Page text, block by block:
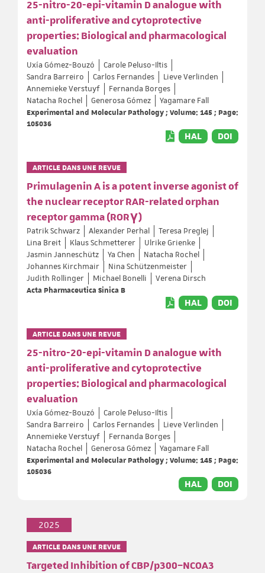
25-nitro-20-epi-vitamin D analogue with
anti-proliferative and cytoprotective
properties: Biological and pharmacological
evaluation
Uxía Gómez-Bouzó
Carole Peluso-Iltis
Sandra Barreiro
Carlos Fernandes
Lieve Verlinden
Annemieke Verstuyf
Fernanda Borges
Natacha Rochel
Generosa Gómez
Yagamare Fall
Experimental and Molecular Pathology ; Volume: 145 ; Page:
105036
HAL DOI
ARTICLE DANS UNE REVUE
Primulagenin A is a potent inverse agonist of
the nuclear receptor RAR-related orphan
receptor gamma (RORγ)
Patrik Schwarz Alexander Perhal
Teresa Preglej
Lina Breit
Klaus Schmetterer
Ulrike Grienke
Jasmin Janneschütz
Ya Chen
Natacha Rochel
Johannes Kirchmair
Nina Schützenmeister
Judith Rollinger
Michael Bonelli
Verena Dirsch
Acta Pharmaceutica Sinica B
HAL DOI
ARTICLE DANS UNE REVUE
25-nitro-20-epi-vitamin D analogue with
anti-proliferative and cytoprotective
properties: Biological and pharmacological
evaluation
Uxía Gómez-Bouzó
Carole Peluso-Iltis
Sandra Barreiro
Carlos Fernandes
Lieve Verlinden
Annemieke Verstuyf
Fernanda Borges
Natacha Rochel
Generosa Gómez
Yagamare Fall
Experimental and Molecular Pathology ; Volume: 145 ; Page:
105036
HAL DOI
2025
ARTICLE DANS UNE REVUE
Targeted Inhibition of CBP/p300–NCOA3